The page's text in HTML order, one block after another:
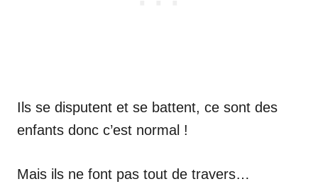
Ils se disputent et se battent, ce sont des
enfants donc c’est normal !
Mais ils ne font pas tout de travers…